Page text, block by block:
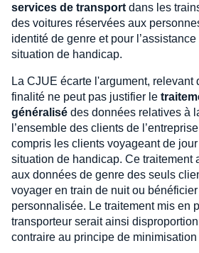
services de transport dans les
des voitures réservées aux
identité de genre et pour
situation de handicap.
La CJUE écarte l'argument, relevant
finalité ne peut pas justifier le
généralisé des données relatives à
l’ensemble des clients de
compris les clients voyageant de jour
situation de handicap. Ce traitement
aux données de genre des seuls
voyager en train de nuit ou
personnalisée. Le traitement mis en
transporteur serait ainsi
contraire au principe de